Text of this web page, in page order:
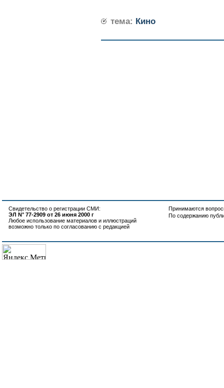
тема: Кино
Свидетельство о регистрации СМИ:
ЭЛ N° 77-2909 от 26 июня 2000 г
Любое использование материалов и иллюстраций
возможно только по согласованию с редакцией
Принимаются
По содержанию